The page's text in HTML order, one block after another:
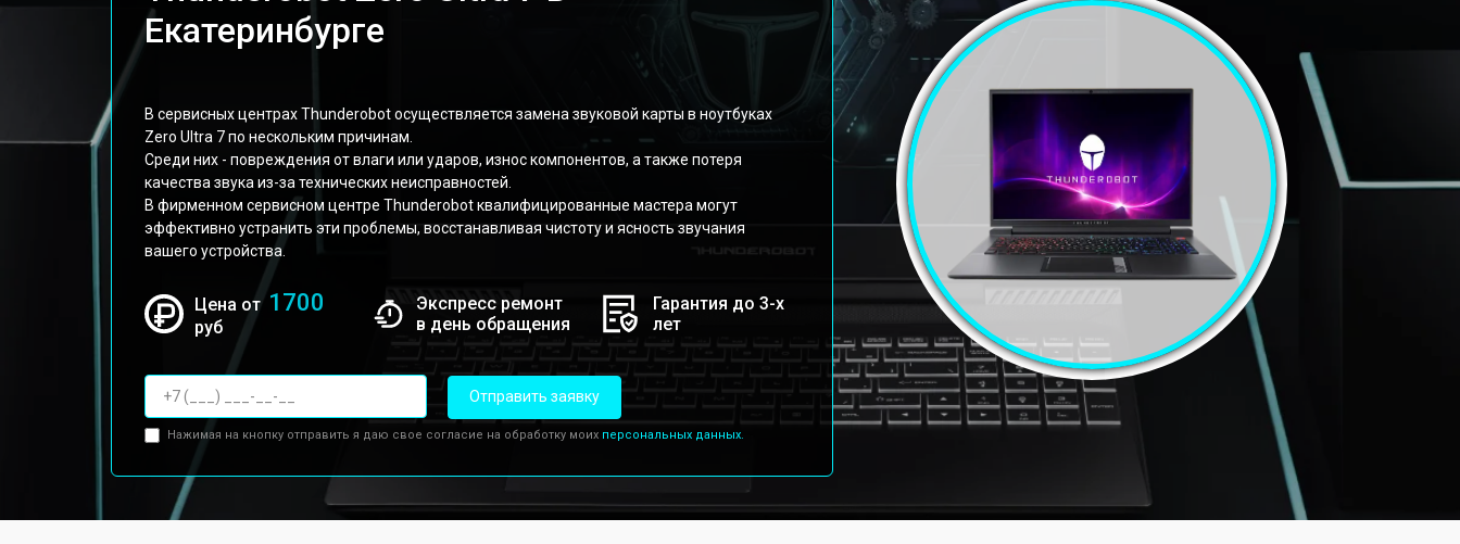
Екатеринбурге
В сервисных центрах Thunderobot осуществляется замена звуковой карты в ноутбуках
Zero Ultra 7 по нескольким причинам.
Среди них - повреждения от влаги или ударов, износ компонентов, а также потеря
качества звука из-за технических неисправностей.
В фирменном сервисном центре Thunderobot квалифицированные мастера могут
эффективно устранить эти проблемы, восстанавливая чистоту и ясность звучания
вашего устройства.
Цена от 1700
руб
Экспресс ремонт
в день обращения
Гарантия до 3-х
лет
Отправить заявку
Нажимая на кнопку отправить я даю свое согласие на обработку моих персональных данных.